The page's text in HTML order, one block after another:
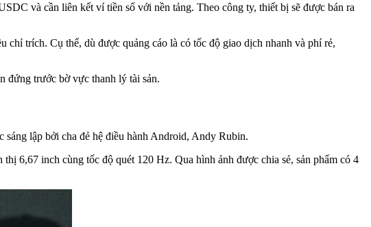
và cần liên kết ví tiền số với nền tảng. Theo công ty, thiết bị sẽ được bán ra
trích. Cụ thể, dù được quảng cáo là có tốc độ giao dịch nhanh và phí rẻ,
đứng trước bờ vực thanh lý tài sản.
lập bởi cha đẻ hệ điều hành Android, Andy Rubin.
6,67 inch cùng tốc độ quét 120 Hz. Qua hình ảnh được chia sẻ, sản phẩm có 4